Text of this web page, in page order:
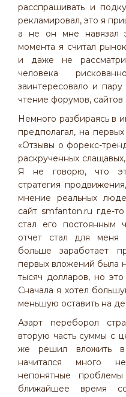
расспрашивать и
рекламировал, это я
а не он мне навязал
момента я считал
и даже не
человека
заинтересовало и
чтение форумов, сайтов
Немного разбираясь в
предполагал, на
«Отзывы о форекс-
раскрученных
Я не говорю, что
стратегия
мнение реальных
сайт smfanton.ru где-
стал его постоянным
отчет стал для меня
больше заработает
первых вложений была
тысяч долларов, но
Сначала я хотел
меньшую оставить на
Азарт переборол
вторую часть суммы с
же решил вложить
начитался много
непонятные
ближайшее время